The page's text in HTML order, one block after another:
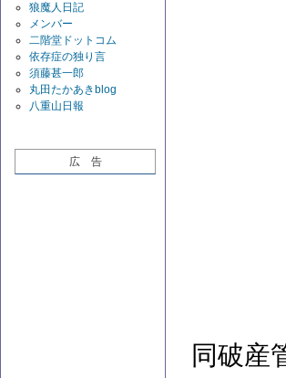
狼魔人日記
メンバー
二階堂ドットコム
依存症の独り言
須藤甚一郎
丸田たかあきblog
八重山日報
広 告
同破産